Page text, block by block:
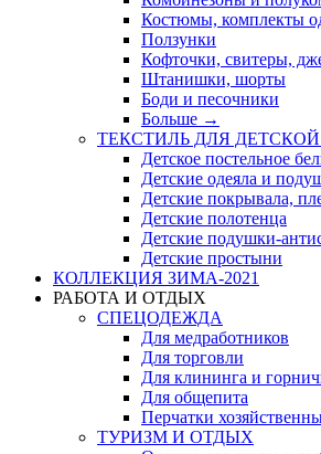
Костюмы, комплекты
Ползунки
Кофточки, свитеры,
Штанишки, шорты
Боди и песочники
Больше →
ТЕКСТИЛЬ ДЛЯ
Детское постельное
Детские одеяла и
Детские покрывала,
Детские полотенца
Детские подушки-
Детские простыни
КОЛЛЕКЦИЯ ЗИМА-2021
РАБОТА И ОТДЫХ
СПЕЦОДЕЖДА
Для медработников
Для торговли
Для клининга и
Для общепита
Перчатки
ТУРИЗМ И ОТДЫХ